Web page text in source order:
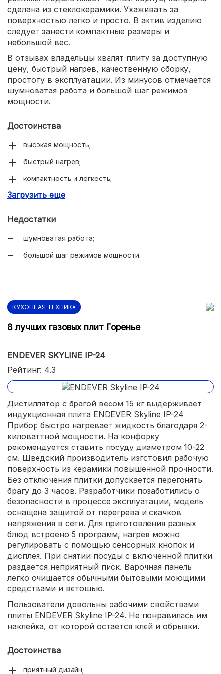
сделана из стеклокерамики. Ухаживать за
поверхностью легко и просто. В актив изделию
следует занести компактные размеры и
небольшой вес.
В отзывах владельцы хвалят плиту за доступную
цену, быстрый нагрев, качественную сборку,
простоту в эксплуатации. Из минусов отмечается
шумноватая работа и большой шаг режимов
мощности.
Достоинства
высокая мощность;
быстрый нагрев;
компактность и легкость;
доступная цена.
Загрузить еще
Недостатки
шумноватая работа;
большой шаг режимов мощности.
КУХОННАЯ ТЕХНИКА
8 лучших газовых плит Горенье
ENDEVER SKYLINE IP-24
Рейтинг: 4.3
Дистиллятор с брагой весом 15 кг выдерживает
индукционная плита ENDEVER Skyline IP-24.
Прибор быстро нагревает жидкость благодаря 2-
киловаттной мощности. На конфорку
рекомендуется ставить посуду диаметром 10-22
см. Шведский производитель изготовил рабочую
поверхность из керамики повышенной прочности.
Без отключения плитки допускается перегонять
брагу до 3 часов. Разработчики позаботились о
безопасности в процессе эксплуатации, модель
оснащена защитой от перегрева и скачков
напряжения в сети. Для приготовления разных
блюд встроено 5 программ, нагрев можно
регулировать с помощью сенсорных кнопок и
дисплея. При снятии посуды с включенной плитки
раздается неприятный писк. Варочная панель
легко очищается обычными бытовыми моющими
средствами и ветошью.
Пользователи довольны рабочими свойствами
плиты ENDEVER Skyline IP-24. Не понравилась им
наклейка, от которой остается клей и обрывки.
Достоинства
приятный дизайн;